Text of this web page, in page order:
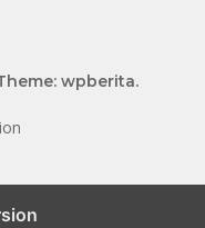
wpberita.